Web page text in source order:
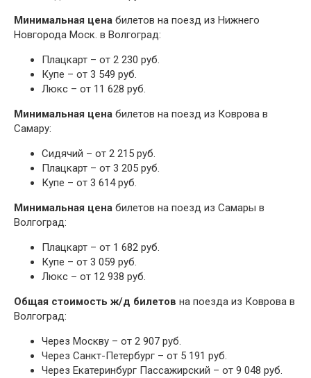
Минимальная цена билетов на поезд из Нижнего
Новгорода Моск. в Волгоград:
Плацкарт – от 2 230 руб.
Купе – от 3 549 руб.
Люкс – от 11 628 руб.
Минимальная цена билетов на поезд из Коврова в
Самару:
Сидячий – от 2 215 руб.
Плацкарт – от 3 205 руб.
Купе – от 3 614 руб.
Минимальная цена билетов на поезд из Самары в
Волгоград:
Плацкарт – от 1 682 руб.
Купе – от 3 059 руб.
Люкс – от 12 938 руб.
Общая стоимость ж/д билетов на поезда из Коврова в
Волгоград:
Через Москву – от 2 907 руб.
Через Санкт-Петербург – от 5 191 руб.
Через Екатеринбург Пассажирский – от 9 048 руб.